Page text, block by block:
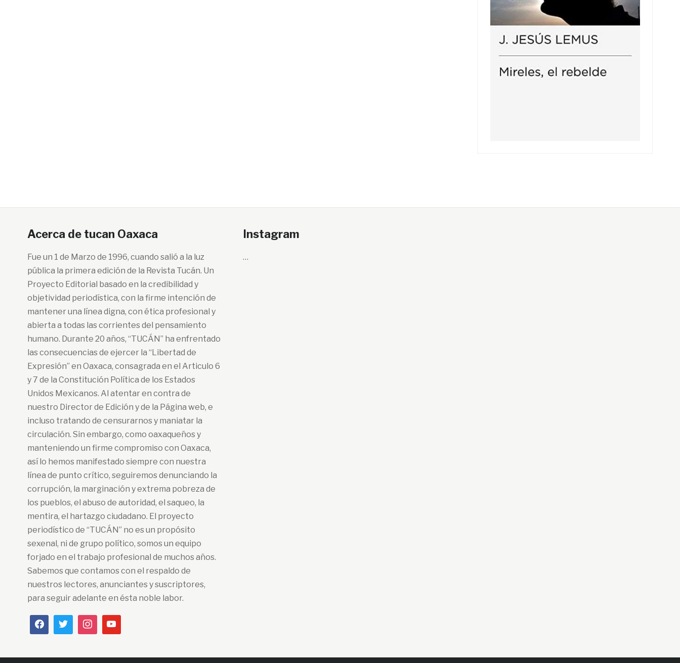
Acerca de tucan Oaxaca
Fue un 1 de Marzo de 1996, cuando salió a la luz
pública la primera edición de la Revista Tucán. Un
Proyecto Editorial basado en la credibilidad y
objetividad periodística, con la firme intención de
mantener una línea digna, con ética profesional y
abierta a todas las corrientes del pensamiento
humano. Durante 20 años, “TUCÁN” ha enfrentado
las consecuencias de ejercer la “Libertad de
Expresión” en Oaxaca, consagrada en el Articulo 6
y 7 de la Constitución Política de los Estados
Unidos Mexicanos. Al atentar en contra de
nuestro Director de Edición y de la Página web, e
incluso tratando de censurarnos y maniatar la
circulación. Sin embargo, como oaxaqueños y
manteniendo un firme compromiso con Oaxaca,
así lo hemos manifestado siempre con nuestra
línea de punto crítico, seguiremos denunciando la
corrupción, la marginación y extrema pobreza de
los pueblos, el abuso de autoridad, el saqueo, la
mentira, el hartazgo ciudadano. El proyecto
periodístico de “TUCÁN” no es un propósito
sexenal, ni de grupo político, somos un equipo
forjado en el trabajo profesional de muchos años.
Sabemos que contamos con el respaldo de
nuestros lectores, anunciantes y suscriptores,
para seguir adelante en ésta noble labor.
Instagram
…